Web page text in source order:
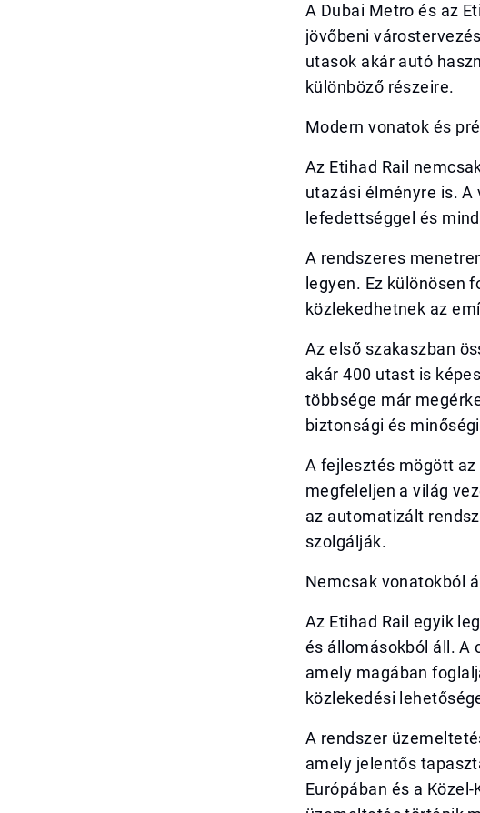
A Dubai Metro és az
jövőbeni
utasok akár autó
különböző részeire.
Modern vonatok és
Az Etihad Rail
utazási élményre is.
lefedettséggel és
A rendszeres
legyen. Ez különösen
közlekedhetnek az
Az első szakaszban
akár 400 utast is
többsége már
biztonsági és
A fejlesztés mögött az
megfeleljen a világ
az automatizált
szolgálják.
Nemcsak vonatokból
Az Etihad Rail egyik
és állomásokból áll. A
amely magában
közlekedési
A rendszer
amely jelentős
Európában és a